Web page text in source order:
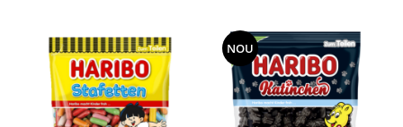
NOU